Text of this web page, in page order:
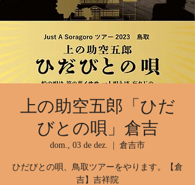
上の助空五郎「ひだ
びとの唄」倉吉
dom., 03 de dez. 倉吉市
ひだびとの唄、鳥取ツアーをやります。【倉
吉】吉祥院